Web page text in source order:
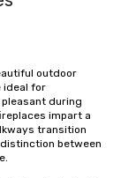
outdoor
ideal for
during
impart a
transition
between